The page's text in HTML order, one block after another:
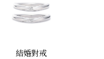
結婚對戒